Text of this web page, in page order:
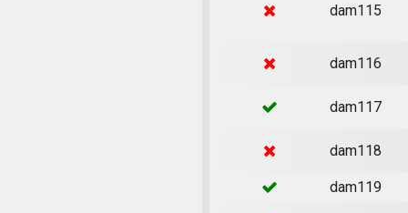
dam115
dam116
dam117
dam118
dam119